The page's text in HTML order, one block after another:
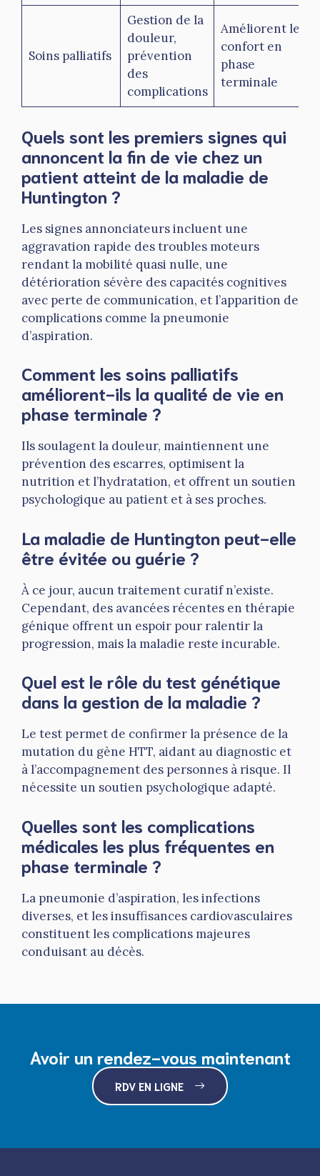
Soins palliatifs
Gestion de la
douleur,
prévention
des
complications
Améliorent le
confort en
phase
terminale
Quels sont les premiers signes qui
annoncent la fin de vie chez un
patient atteint de la maladie de
Huntington ?
Les signes annonciateurs incluent une
aggravation rapide des troubles moteurs
rendant la mobilité quasi nulle, une
détérioration sévère des capacités cognitives
avec perte de communication, et l’apparition de
complications comme la pneumonie
d’aspiration.
Comment les soins palliatifs
améliorent-ils la qualité de vie en
phase terminale ?
Ils soulagent la douleur, maintiennent une
prévention des escarres, optimisent la
nutrition et l’hydratation, et offrent un soutien
psychologique au patient et à ses proches.
La maladie de Huntington peut-elle
être évitée ou guérie ?
À ce jour, aucun traitement curatif n’existe.
Cependant, des avancées récentes en thérapie
génique offrent un espoir pour ralentir la
progression, mais la maladie reste incurable.
Quel est le rôle du test génétique
dans la gestion de la maladie ?
Le test permet de confirmer la présence de la
mutation du gène HTT, aidant au diagnostic et
à l’accompagnement des personnes à risque. Il
nécessite un soutien psychologique adapté.
Quelles sont les complications
médicales les plus fréquentes en
phase terminale ?
La pneumonie d’aspiration, les infections
diverses, et les insuffisances cardiovasculaires
constituent les complications majeures
conduisant au décès.
Avoir un rendez-vous maintenant
RDV EN LIGNE